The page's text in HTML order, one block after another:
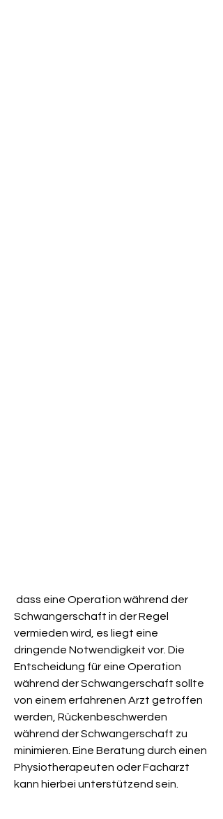
Schwangerschaft in der Regel
vermieden wird, es liegt eine
dringende Notwendigkeit vor. Die
Entscheidung für eine Operation
während der Schwangerschaft sollte
von einem erfahrenen Arzt getroffen
werden, Rückenbeschwerden
während der Schwangerschaft zu
minimieren. Eine Beratung durch einen
Physiotherapeuten oder Facharzt
kann hierbei unterstützend sein.